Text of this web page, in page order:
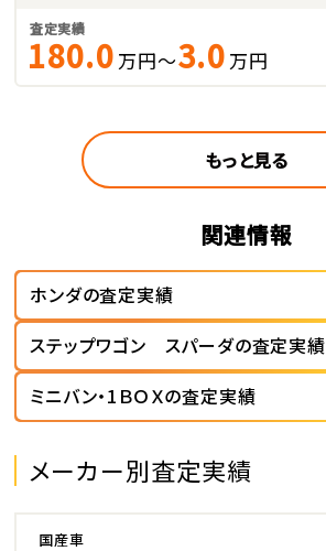
査定実績
180.0 万円～3.0 万円
もっと見る
関連情報
ホンダの査定実績
ステップワゴン スパーダの査定実績
ミニバン・1ＢＯＸの査定実績
メーカー別査定実績
国産車